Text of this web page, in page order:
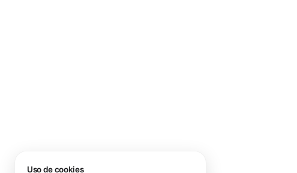
Uso de cookies